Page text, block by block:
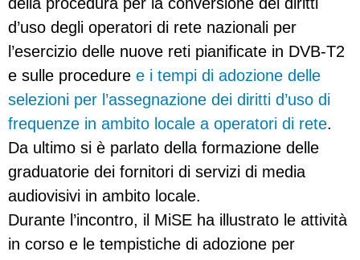
d’uso degli operatori di rete nazionali per
l’esercizio delle nuove reti pianificate in DVB-T2
e sulle procedure e i tempi di adozione delle
selezioni per l’assegnazione dei diritti d’uso di
frequenze in ambito locale a operatori di rete.
Da ultimo si è parlato della formazione delle
graduatorie dei fornitori di servizi di media
audiovisivi in ambito locale.
Durante l’incontro, il MiSE ha illustrato le attività
in corso e le tempistiche di adozione per